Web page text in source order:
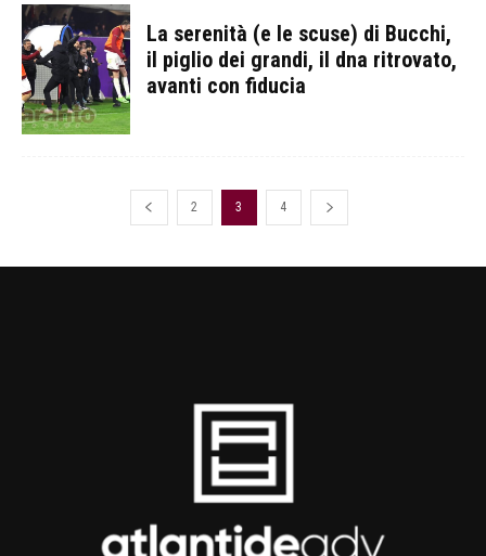
La serenità (e le scuse) di Bucchi,
il piglio dei grandi, il dna ritrovato,
avanti con fiducia
2 3 4